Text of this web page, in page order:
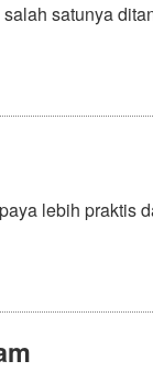
satunya
lebih praktis